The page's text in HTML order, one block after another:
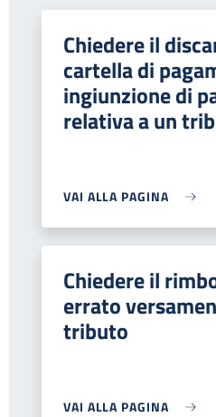
Chiedere il
cartella di
ingiunzione di
relativa a un
VAI ALLA PAGINA
Chiedere il
errato
tributo
VAI ALLA PAGINA